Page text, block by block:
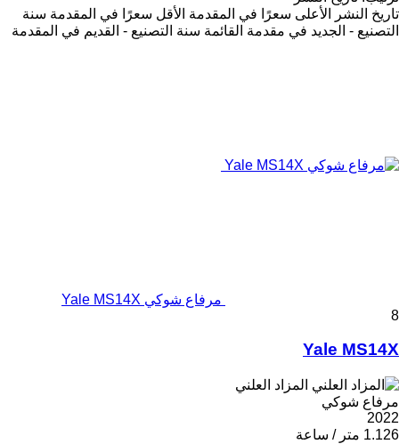
تاريخ النشر
الأعلى سعرًا في المقدمة الأقل سعرًا في المقدمة سنة
التصنيع - الجديد في مقدمة القائمة سنة التصنيع - القديم في المقدمة
مرفاع شوكي Yale MS14X
8
Yale MS14X
المزاد العلني
مرفاع شوكي
2022
1.126 متر / ساعة